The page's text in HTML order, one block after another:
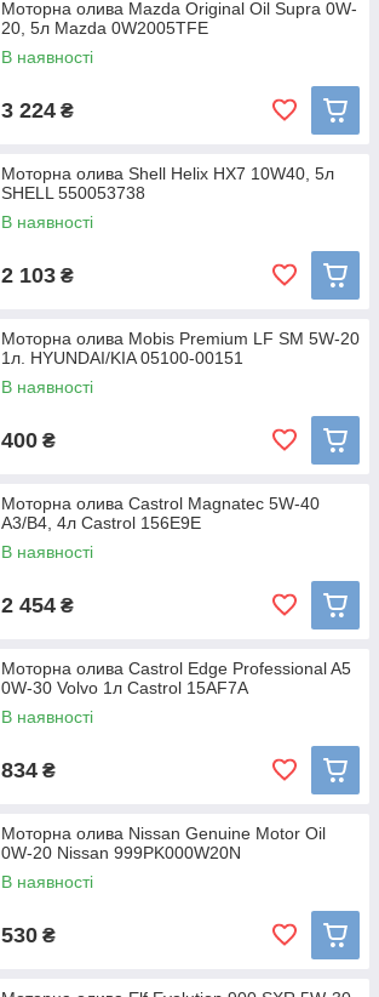
Моторна олива Mazda Original Oil Supra 0W-
20, 5л Mazda 0W2005TFE
В наявності
3 224 ₴
Моторна олива Shell Helix HX7 10W40, 5л
SHELL 550053738
В наявності
2 103 ₴
Моторна олива Mobis Premium LF SM 5W-20
1л. HYUNDAI/KIA 05100-00151
В наявності
400 ₴
Моторна олива Castrol Magnatec 5W-40
A3/B4, 4л Castrol 156E9E
В наявності
2 454 ₴
Моторна олива Castrol Edge Professional A5
0W-30 Volvo 1л Castrol 15AF7A
В наявності
834 ₴
Моторна олива Nissan Genuine Motor Oil
0W-20 Nissan 999PK000W20N
В наявності
530 ₴